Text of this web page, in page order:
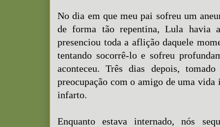
No dia em que meu pai sofreu um
de forma tão repentina, Lula havia
presenciou toda a aflição daquele
tentando socorrê-lo e sofreu
aconteceu. Três dias depois,
preocupação com o amigo de uma
infarto.
Enquanto estava internado, nós